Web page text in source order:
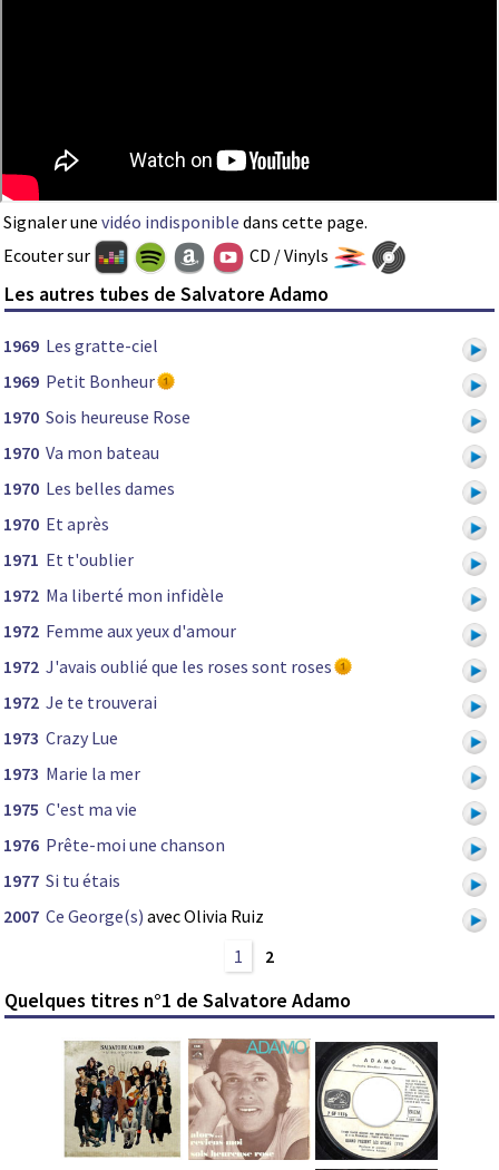
Signaler une vidéo indisponible dans cette page.
Ecouter sur
CD / Vinyls
Les autres tubes de Salvatore Adamo
1969 Les gratte-ciel
1969 Petit Bonheur
1970 Sois heureuse Rose
1970 Va mon bateau
1970 Les belles dames
1970 Et après
1971 Et t'oublier
1972 Ma liberté mon infidèle
1972 Femme aux yeux d'amour
1972 J'avais oublié que les roses sont roses
1972 Je te trouverai
1973 Crazy Lue
1973 Marie la mer
1975 C'est ma vie
1976 Prête-moi une chanson
1977 Si tu étais
2007 Ce George(s) avec Olivia Ruiz
1
2
Quelques titres n°1 de Salvatore Adamo